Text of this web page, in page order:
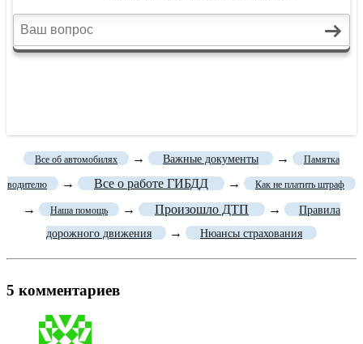
Все об автомобилях → Важные документы → Памятка
водителю → Все о работе ГИБДД → Как не платить штраф
→ Наша помощь → Произошло ДТП →
Правила
дорожного движения
→ Нюансы страхования
5 комментариев